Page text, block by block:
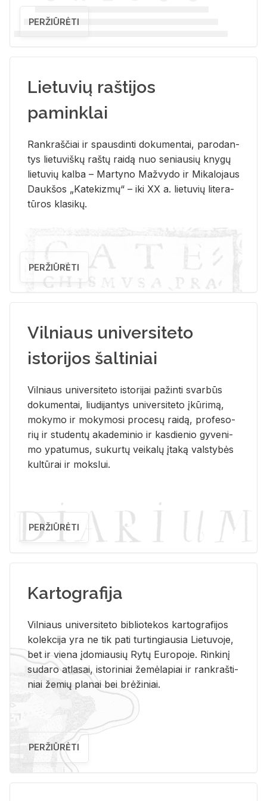
PERŽIŪRĖTI
Lietuvių raštijos
paminklai
Rank­raš­čiai ir spaus­din­ti do­ku­men­tai, pa­ro­dan­
tys lie­tu­viš­kų raš­tų rai­dą nuo se­niau­sių kny­gų
lie­tu­vių kal­ba – Mar­ty­no Ma­žvy­do ir Mi­ka­lo­jaus
Dauk­šos „Ka­te­kiz­mų“ – iki XX a. lie­tu­vių li­te­ra­
tū­ros kla­si­kų.
PERŽIŪRĖTI
Vilniaus universiteto
istorijos šaltiniai
Vil­niaus uni­ver­si­te­to is­to­ri­jai pa­žin­ti svar­būs
do­ku­men­tai, liu­di­jan­tys uni­ver­si­te­to įkū­ri­mą,
mo­ky­mo ir mo­ky­mo­si pro­ce­sų rai­dą, pro­fe­so­
rių ir stu­den­tų aka­de­mi­nio ir kas­die­nio gy­ve­ni­
mo ypa­tu­mus, su­kur­tų vei­ka­lų įta­ką vals­ty­bės
kul­tū­rai ir moks­lui.
PERŽIŪRĖTI
Kartografija
Vil­niaus uni­ver­si­te­to bi­b­lio­te­kos kar­to­gra­fi­jos
ko­lek­ci­ja yra ne tik pati tur­tin­giau­sia Lie­tu­vo­je,
bet ir vie­na įdo­miau­sių Rytų Eu­ro­po­je. Rin­ki­nį
su­da­ro at­la­sai, is­to­ri­niai že­mė­la­piai ir rank­raš­ti­
niai že­mių pla­nai bei brė­ži­niai.
PERŽIŪRĖTI